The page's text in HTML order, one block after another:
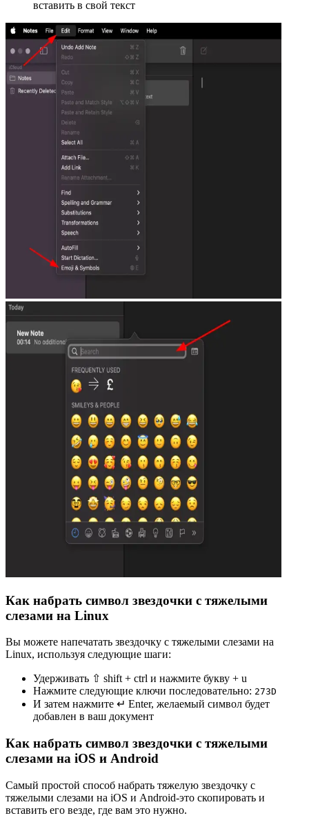
вставить в свой текст
Как набрать символ звездочки с тяжелыми
слезами на Linux
Вы можете напечатать звездочку с тяжелыми слезами на
Linux, используя следующие шаги:
Удерживать ⇧ shift + ctrl и нажмите букву + u
Нажмите следующие ключи последовательно: 273D
И затем нажмите ↵ Enter, желаемый символ будет
добавлен в ваш документ
Как набрать символ звездочки с тяжелыми
слезами на iOS и Android
Самый простой способ набрать тяжелую звездочку с
тяжелыми слезами на iOS и Android-это скопировать и
вставить его везде, где вам это нужно.